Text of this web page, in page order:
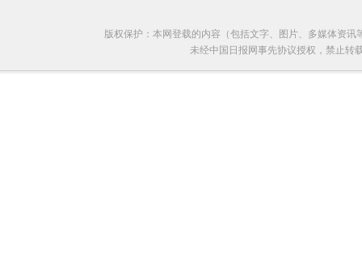
版权保护：本网登载的内容（包括文字、图片、多媒体资
未经中国日报网事先协议授权，禁止转